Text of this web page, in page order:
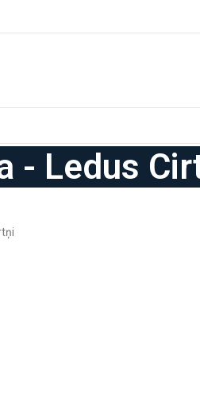
- Ledus